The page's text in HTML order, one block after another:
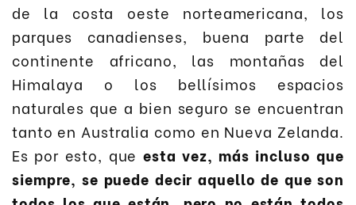
de la costa oeste norteamericana, los
parques canadienses, buena parte del
continente africano, las montañas del
Himalaya o los bellísimos espacios
naturales que a bien seguro se encuentran
tanto en Australia como en Nueva Zelanda.
Es por esto, que esta vez, más incluso que
siempre, se puede decir aquello de que son